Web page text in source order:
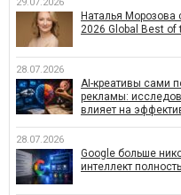
Наталья
2026 Global Best of
28.07.2026
AI-креативы сами
рекламы:
влияет на
28.07.2026
Google больше
интеллект